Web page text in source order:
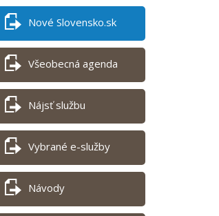
Nové Slovensko.sk
Všeobecná agenda
Nájsť službu
Vybrané e-služby
Návody